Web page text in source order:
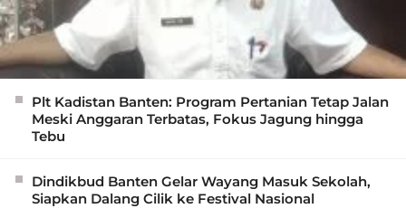
Plt Kadistan Banten: Program Pertanian Tetap Jalan
Meski Anggaran Terbatas, Fokus Jagung hingga
Tebu
Dindikbud Banten Gelar Wayang Masuk Sekolah,
Siapkan Dalang Cilik ke Festival Nasional